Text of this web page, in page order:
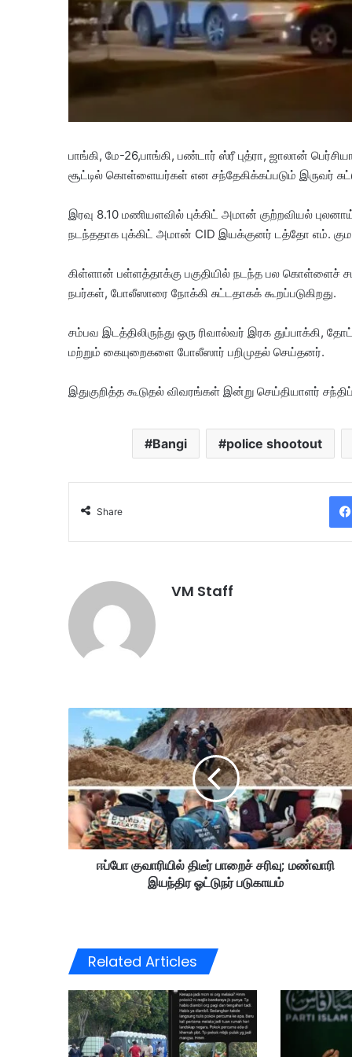
பாங்கி, மே-26,பாங்கி, பண்டார் ஸ்ரீ புத்ரா, ஜாலான்
சூட்டில் கொள்ளையர்கள் என சந்தேகிக்கப்படும் இருவர்
இரவு 8.10 மணியளவில் புக்கிட் அமான் குற்றவியல்
நடந்ததாக புக்கிட் அமான் CID இயக்குனர் டத்தோ எம்.
கிள்ளான் பள்ளத்தாக்கு பகுதியில் நடந்த பல கொள்ளைச்
நபர்கள், போலீஸாரை நோக்கி சுட்டதாகக் கூறப்படுகிறது.
சம்பவ இடத்திலிருந்து ஒரு ரிவால்வர் இரக துப்பாக்கி,
மற்றும் கையுறைகளை போலீஸார் பறிமுதல் செய்தனர்.
இதுகுறித்த கூடுதல் விவரங்கள் இன்று செய்தியாளர்
Bangi police shootout
Share
VM Staff
போ
கு
வா
ரி
ல்
தி
ரி
ம
ண்
வா
ஈப்போ குவாரியில் திடீர் பாறைச் சரிவு; மண்வாரி
இயந்திர ஓட்டுநர் படுகாயம்
Related Articles